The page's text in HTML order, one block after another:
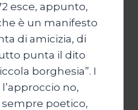
esce, appunto,
è un manifesto
di amicizia, di
punta il dito
borghesia”. I
no,
sempre poetico,